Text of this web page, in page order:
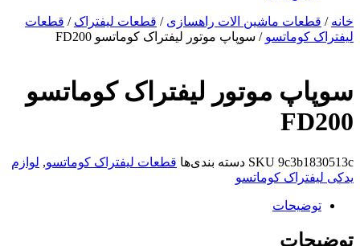
ماشین الات راهسازی/ قطعات لیفتراک/قطعات
/ سوپاپ موتور لیفتراک کوماتسو FD200
موتور لیفتراک کوماتسو
SKU دسته بندی‌ها قطعات لیفتراک کوماتسو,لوازم
کوماتسو